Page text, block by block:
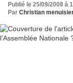
Publié le 25/09/2008 à
Par Christian